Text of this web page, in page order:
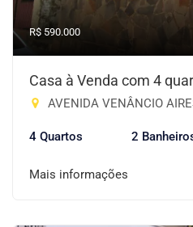
R$ 590.000
Casa à Venda com 4
AVENIDA VENÂNCIO
4 Quartos 2
Mais informações